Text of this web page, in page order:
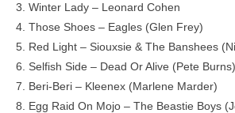
3. Winter Lady – Leonard Cohen
4. Those Shoes – Eagles (Glen Frey)
5. Red Light – Siouxsie & The Banshees
6. Selfish Side – Dead Or Alive (Pete Burns)
7. Beri-Beri – Kleenex (Marlene Marder)
8. Egg Raid On Mojo – The Beastie Boys